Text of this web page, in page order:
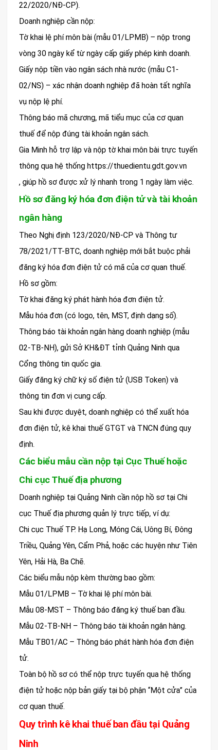
22/2020/NĐ-CP).
Doanh nghiệp cần nộp:
Tờ khai lệ phí môn bài (mẫu 01/LPMB) – nộp trong
vòng 30 ngày kể từ ngày cấp giấy phép kinh doanh.
Giấy nộp tiền vào ngân sách nhà nước (mẫu C1-
02/NS) – xác nhận doanh nghiệp đã hoàn tất nghĩa
vụ nộp lệ phí.
Thông báo mã chương, mã tiểu mục của cơ quan
thuế để nộp đúng tài khoản ngân sách.
Gia Minh hỗ trợ lập và nộp tờ khai môn bài trực tuyến
thông qua hệ thống https://thuedientu.gdt.gov.vn
, giúp hồ sơ được xử lý nhanh trong 1 ngày làm việc.
Hồ sơ đăng ký hóa đơn điện tử và tài khoản
ngân hàng
Theo Nghị định 123/2020/NĐ-CP và Thông tư
78/2021/TT-BTC, doanh nghiệp mới bắt buộc phải
đăng ký hóa đơn điện tử có mã của cơ quan thuế.
Hồ sơ gồm:
Tờ khai đăng ký phát hành hóa đơn điện tử.
Mẫu hóa đơn (có logo, tên, MST, định dạng số).
Thông báo tài khoản ngân hàng doanh nghiệp (mẫu
02-TB-NH), gửi Sở KH&ĐT tỉnh Quảng Ninh qua
Cổng thông tin quốc gia.
Giấy đăng ký chữ ký số điện tử (USB Token) và
thông tin đơn vị cung cấp.
Sau khi được duyệt, doanh nghiệp có thể xuất hóa
đơn điện tử, kê khai thuế GTGT và TNCN đúng quy
định.
Các biểu mẫu cần nộp tại Cục Thuế hoặc
Chi cục Thuế địa phương
Doanh nghiệp tại Quảng Ninh cần nộp hồ sơ tại Chi
cục Thuế địa phương quản lý trực tiếp, ví dụ:
Chi cục Thuế TP. Hạ Long, Móng Cái, Uông Bí, Đông
Triều, Quảng Yên, Cẩm Phả, hoặc các huyện như Tiên
Yên, Hải Hà, Ba Chẽ.
Các biểu mẫu nộp kèm thường bao gồm:
Mẫu 01/LPMB – Tờ khai lệ phí môn bài.
Mẫu 08-MST – Thông báo đăng ký thuế ban đầu.
Mẫu 02-TB-NH – Thông báo tài khoản ngân hàng.
Mẫu TB01/AC – Thông báo phát hành hóa đơn điện
tử.
Toàn bộ hồ sơ có thể nộp trực tuyến qua hệ thống
điện tử hoặc nộp bản giấy tại bộ phận “Một cửa” của
cơ quan thuế.
Quy trình kê khai thuế ban đầu tại Quảng
Ninh